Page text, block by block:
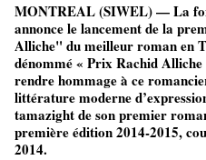
MONTREAL (SIWEL) — La
annonce le lancement de la
Alliche" du meilleur roman en
dénommé « Prix Rachid
rendre hommage à ce
littérature moderne
tamazight de son premier
première édition 2014-2015,
2014.